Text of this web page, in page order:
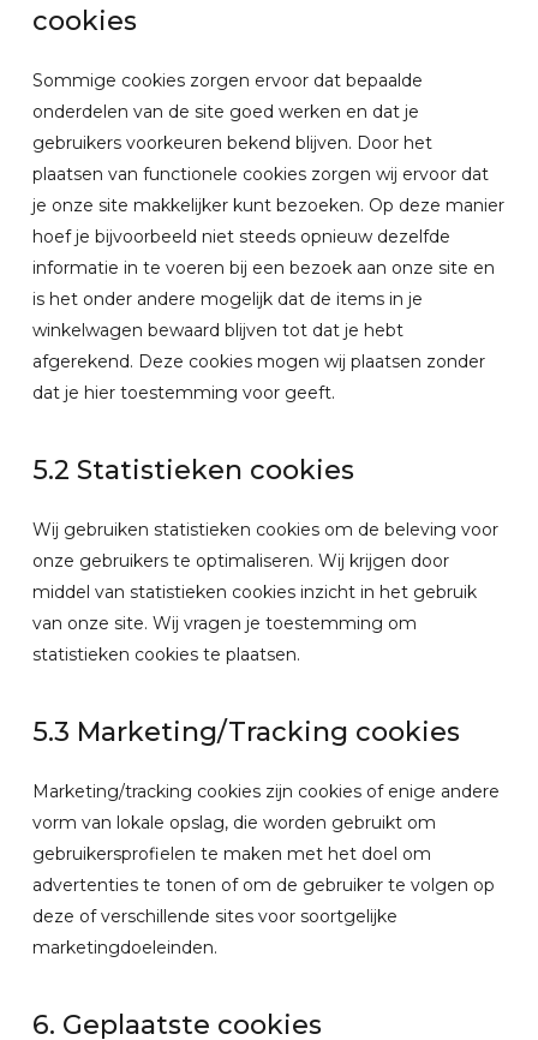
cookies
Sommige cookies zorgen ervoor dat bepaalde
onderdelen van de site goed werken en dat je
gebruikers voorkeuren bekend blijven. Door het
plaatsen van functionele cookies zorgen wij ervoor dat
je onze site makkelijker kunt bezoeken. Op deze manier
hoef je bijvoorbeeld niet steeds opnieuw dezelfde
informatie in te voeren bij een bezoek aan onze site en
is het onder andere mogelijk dat de items in je
winkelwagen bewaard blijven tot dat je hebt
afgerekend. Deze cookies mogen wij plaatsen zonder
dat je hier toestemming voor geeft.
5.2 Statistieken cookies
Wij gebruiken statistieken cookies om de beleving voor
onze gebruikers te optimaliseren. Wij krijgen door
middel van statistieken cookies inzicht in het gebruik
van onze site. Wij vragen je toestemming om
statistieken cookies te plaatsen.
5.3 Marketing/Tracking cookies
Marketing/tracking cookies zijn cookies of enige andere
vorm van lokale opslag, die worden gebruikt om
gebruikersprofielen te maken met het doel om
advertenties te tonen of om de gebruiker te volgen op
deze of verschillende sites voor soortgelijke
marketingdoeleinden.
6. Geplaatste cookies